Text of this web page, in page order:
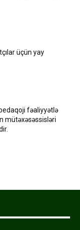
üçün yay
fəaliyyətlə
mütəxəsəssisləri